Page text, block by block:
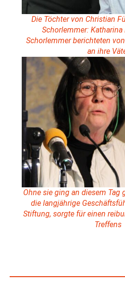
Die Töchter von Christian
Schorlemmer:
Schorlemmer berichteten
an ihre
Ohne sie ging an diesem Tag
die langjährige
Stiftung, sorgte für einen
Treffens